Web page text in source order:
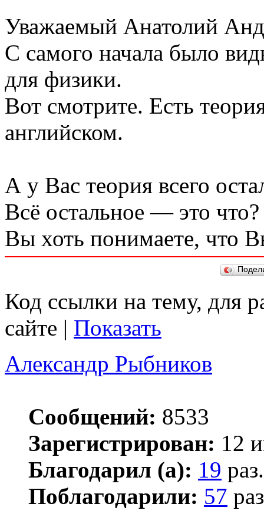
Уважаемый Анатолий
С самого начала было
для физики.
Вот смотрите. Есть
английском.
А у Вас теория всего
Всё остальное — это что?
Вы хоть понимаете, что
Код ссылки на тему, для
сайте | Показать
Александр Рыбников
Сообщений: 8533
Зарегистрирован: 12
Благодарил (а): 19 раз.
Поблагодарили: 57